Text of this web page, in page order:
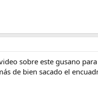
sobre este gusano
de bien sacado el